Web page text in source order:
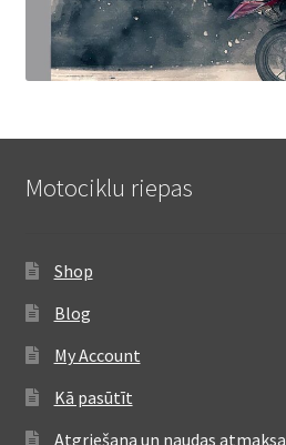
Motociklu riepas
Shop
Blog
My Account
Kā pasūtīt
Atgriešana un naudas atmaksa